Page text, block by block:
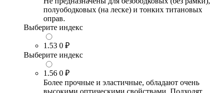
полуободковых (на леске) и тонких титановых
оправ.
Выберите индекс
1.53 0 ₽
Выберите индекс
1.56 0 ₽
Более прочные и эластичные, обладают очень